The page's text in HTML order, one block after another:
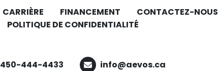
CARRIÈRE FINANCEMENT CONTACTEZ-NOUS
POLITIQUE DE CONFIDENTIALITÉ
450-444-4433 info@aevos.ca